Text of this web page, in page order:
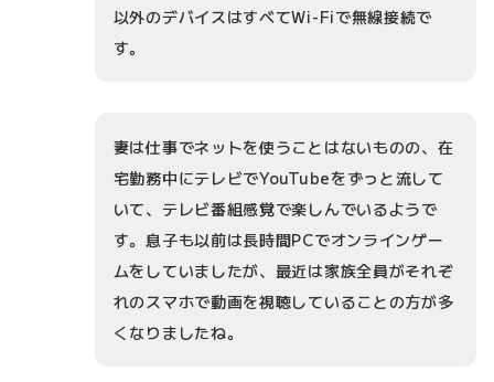
以外のデバイスはすべてWi-Fiで無線接続で
す。
妻は仕事でネットを使うことはないものの、在
宅勤務中にテレビでYouTubeをずっと流して
いて、テレビ番組感覚で楽しんでいるようで
す。息子も以前は長時間PCでオンラインゲー
ムをしていましたが、最近は家族全員がそれぞ
れのスマホで動画を視聴していることの方が多
くなりましたね。